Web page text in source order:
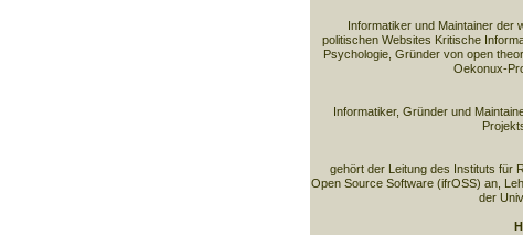
Informatiker und Maintainer der
politischen Websites Kritische
Psychologie, Gründer von open
Oekonux-
Informatiker, Gründer und
gehört der Leitung des Instituts für
Open Source Software (ifrOSS) an,
der